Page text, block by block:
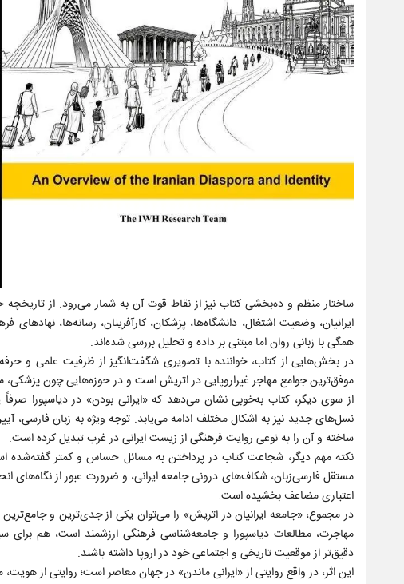
ساختار منظم و ده‌بخشی کتاب نیز از نقاط قوت آن به شمار می‌رود. از
ایرانیان، وضعیت اشتغال، دانشگاه‌ها، پزشکان، کارآفرینان، رسانه‌ها،
همگی با زبانی روان اما مبتنی بر داده و تحلیل بررسی شده‌اند.
در بخش‌هایی از کتاب، خواننده با تصویری شگفت‌انگیز از ظرفیت علمی و
موفق‌ترین جوامع مهاجر غیراروپایی در اتریش است و در حوزه‌هایی چون پزشکی،
از سوی دیگر، کتاب به‌خوبی نشان می‌دهد که «ایرانی بودن» در دیاسپورا
نسل‌های جدید نیز به اشکال مختلف ادامه می‌یابد. توجه ویژه به زبان فارسی،
ساخته و آن را به نوعی روایت فرهنگی از زیست ایرانی در غرب تبدیل کرده است.
نکته مهم دیگر، شجاعت کتاب در پرداختن به مسائل حساس و کمتر گفته‌شده
مستقل فارسی‌زبان، شکاف‌های درونی جامعه ایرانی، و ضرورت عبور از نگاه‌های
اعتباری مضاعف بخشیده است.
در مجموع، «جامعه ایرانیان در اتریش» را می‌توان یکی از جدی‌ترین و
مهاجرت، مطالعات دیاسپورا و جامعه‌شناسی فرهنگی ارزشمند است، هم برای
دقیق‌تر از موقعیت تاریخی و اجتماعی خود در اروپا داشته باشند.
این اثر، در واقع روایتی از «ایرانی ماندن» در جهان معاصر است؛ روایتی از